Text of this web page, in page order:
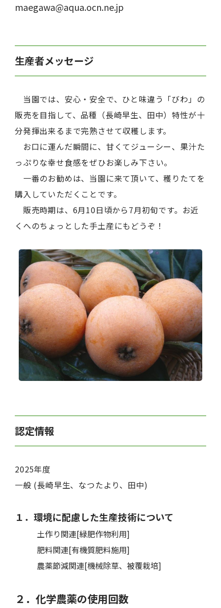
maegawa@aqua.ocn.ne.jp
生産者メッセージ
当園では、安心・安全で、ひと味違う「びわ」の
販売を目指して、品種（長崎早生、田中）特性が十
分発揮出来るまで完熟させて収穫します。
お口に運んだ瞬間に、甘くてジューシー、果汁た
っぷりな幸せ食感をぜひお楽しみ下さい。
一番のお勧めは、当園に来て頂いて、穫りたてを
購入していただくことです。
販売時期は、6月10日頃から7月初旬です。お近
くへのちょっとした手土産にもどうぞ！
認定情報
2025年度
一般 (長崎早生、なつたより、田中)
１．環境に配慮した生産技術について
土作り関連[緑肥作物利用]
肥料関連[有機質肥料施用]
農薬節減関連[機械除草、被覆栽培]
２．化学農薬の使用回数